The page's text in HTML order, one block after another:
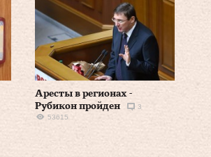
Аресты в регионах -
Рубикон пройден
3
53615